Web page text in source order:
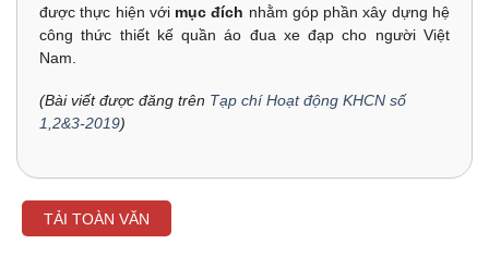
được thực hiện với mục đích nhằm góp phần xây dựng hệ
công thức thiết kế quần áo đua xe đạp cho người Việt
Nam.
(Bài viết được đăng trên Tạp chí Hoạt động KHCN số
1,2&3-2019)
TẢI TOÀN VĂN